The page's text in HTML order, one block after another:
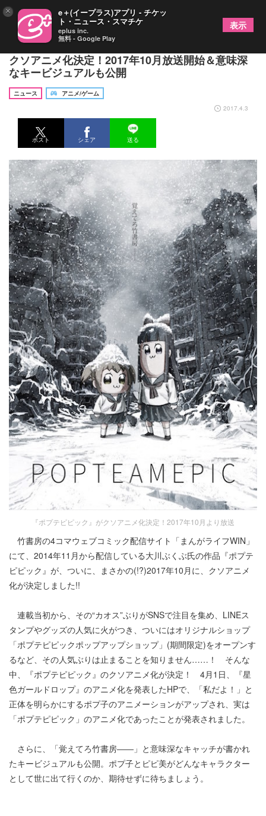
覚えてろ竹書房――人気漫画『ポプテピピック』が
クソアニメ化決定！2017年10月放送開始＆意味深
なキービジュアルも公開
ニュース
アニメ/ゲーム
2017.4.3
ポスト シェア 送る
『ポプテピピック』がクソアニメ化決定！2017年10月より放送
竹書房の4コマウェブコミック配信サイト「まんがライフWIN」
にて、2014年11月から配信している大川ぶくぶ氏の作品『ポプテ
ピピック』が、ついに、まさかの(!?)2017年10月に、クソアニメ
化が決定しました!!
連載当初から、その“カオス”ぶりがSNSで注目を集め、LINEス
タンプやグッズの人気に火がつき、ついにはオリジナルショップ
「ポプテピピックポップアップショップ」(期間限定)をオープンす
るなど、その人気ぶりは止まることを知りません……！ そんな
中、『ポプテピピック』のクソアニメ化が決定！ 4月1日、『星
色ガールドロップ』のアニメ化を発表したHPで、「私だよ！」と
正体を明らかにするポプ子のアニメーションがアップされ、実は
「ポプテピピック」のアニメ化であったことが発表されました。
さらに、「覚えてろ竹書房――」と意味深なキャッチが書かれ
たキービジュアルも公開。ポプ子とピピ美がどんなキャラクター
として世に出て行くのか、期待せずに待ちましょう。
× e＋(イープラス)アプリ - チケッ
ト・ニュース・スマチケ
eplus inc.
無料 - Google Play
表示